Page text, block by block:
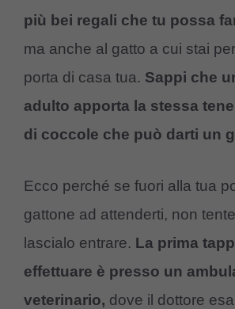
più bei regali che tu possa
ma anche al gatto a cui stai
porta di casa tua. Sappi che
adulto apporta la stessa
di coccole che può darti un
Ecco perché se fuori alla tua
gattone ad attenderti, non
lascialo entrare. La prima
effettuare è presso un
veterinario, dove il dottore